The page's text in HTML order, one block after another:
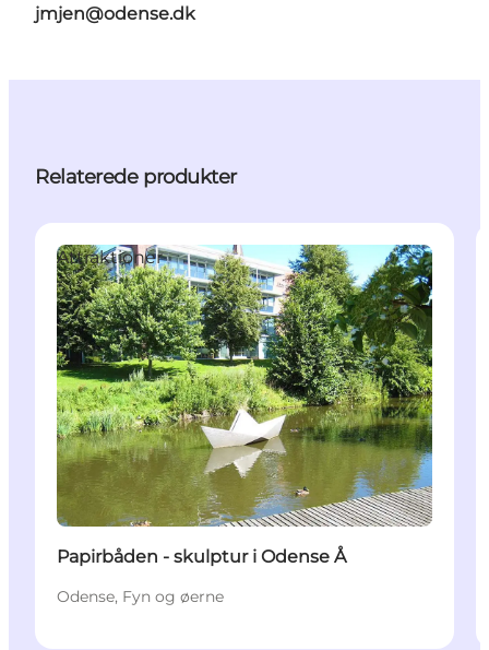
jmjen@odense.dk
Relaterede produkter
Attraktioner
Papirbåden - skulptur i Odense Å
Odense, Fyn og øerne